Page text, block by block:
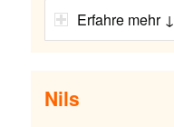
Erfahre mehr ↓
Nils